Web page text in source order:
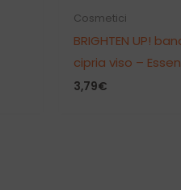
Cosmetici
BRIGHTEN UP!
cipria viso –
3,79€